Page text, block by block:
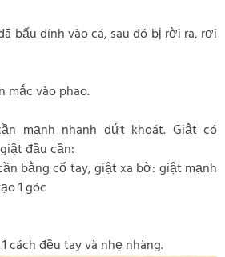
bấu dính vào cá, sau đó bị rời ra, rơi
mắc vào phao.
mạnh nhanh dứt khoát. Giật có
đầu cần:
bằng cổ tay, giật xa bờ: giật mạnh
1 góc
cách đều tay và nhẹ nhàng.